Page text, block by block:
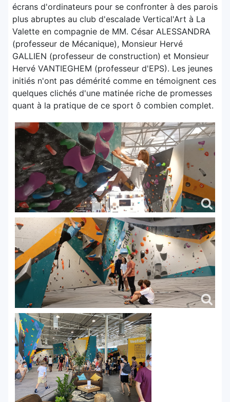
écrans d'ordinateurs pour se confronter à des parois
plus abruptes au club d'escalade Vertical'Art à La
Valette en compagnie de MM. César ALESSANDRA
(professeur de Mécanique), Monsieur Hervé
GALLIEN (professeur de construction) et Monsieur
Hervé VANTIEGHEM (professeur d'EPS). Les jeunes
initiés n'ont pas démérité comme en témoignent ces
quelques clichés d'une matinée riche de promesses
quant à la pratique de ce sport ô combien complet.